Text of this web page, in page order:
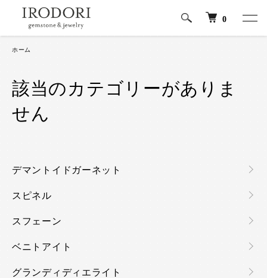
0
ホーム
該当のカテゴリーがありま
せん
デマントイドガーネット
スピネル
スフェーン
ベニトアイト
グランディディエライト